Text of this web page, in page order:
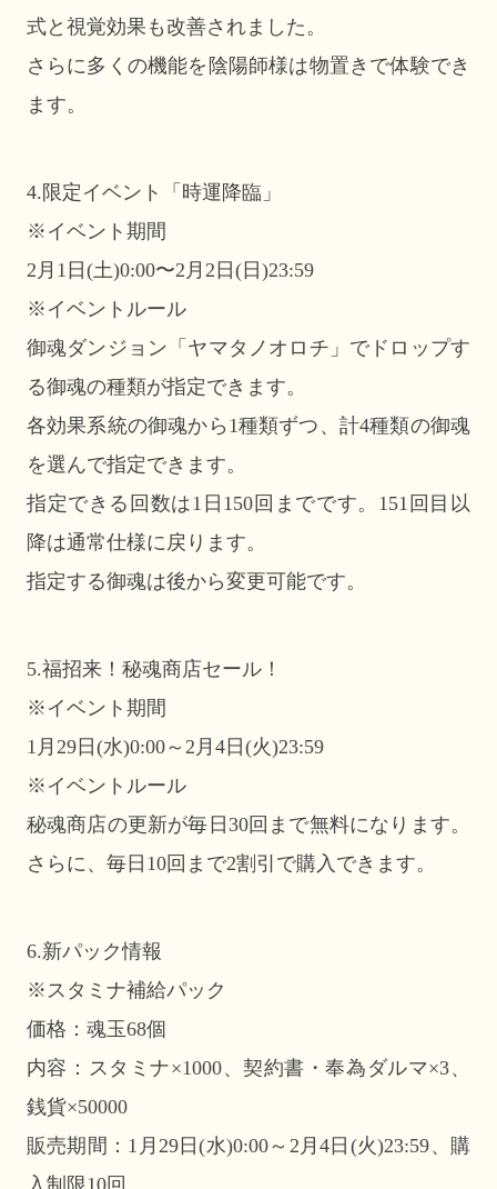
式と視覚効果も改善されました。
さらに多くの機能を陰陽師様は物置きで体験でき
ます。
4.限定イベント「時運降臨」
※イベント期間
2月1日(土)0:00〜2月2日(日)23:59
※イベントルール
御魂ダンジョン「ヤマタノオロチ」でドロップす
る御魂の種類が指定できます。
各効果系統の御魂から1種類ずつ、計4種類の御魂
を選んで指定できます。
指定できる回数は1日150回までです。151回目以
降は通常仕様に戻ります。
指定する御魂は後から変更可能です。
5.福招来！秘魂商店セール！
※イベント期間
1月29日(水)0:00～2月4日(火)23:59
※イベントルール
秘魂商店の更新が毎日30回まで無料になります。
さらに、毎日10回まで2割引で購入できます。
6.新パック情報
※スタミナ補給パック
価格：魂玉68個
内容：スタミナ×1000、契約書・奉為ダルマ×3、
銭貨×50000
販売期間：1月29日(水)0:00～2月4日(火)23:59、購
入制限10回